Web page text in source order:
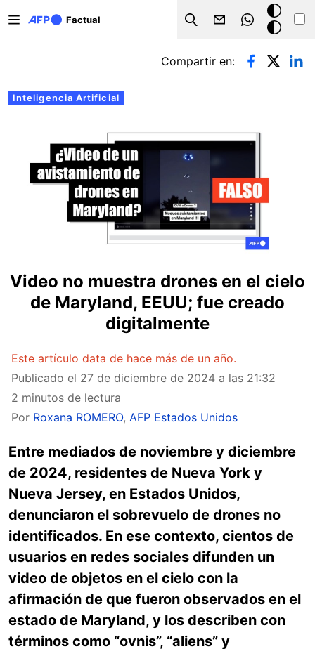
Factual
Search
Modo
oscuro
Solapas principales
Inteligencia Artificial
Compartir en:
Video no muestra drones en el cielo
de Maryland, EEUU; fue creado
digitalmente
Este artículo data de hace más de un año.
Publicado el 27 de diciembre de 2024 a las 21:32
2 minutos de lectura
Por Roxana ROMERO, AFP Estados Unidos
Entre mediados de noviembre y diciembre
de 2024, residentes de Nueva York y
Nueva Jersey, en Estados Unidos,
denunciaron el sobrevuelo de drones no
identificados. En ese contexto, cientos de
usuarios en redes sociales difunden un
video de objetos en el cielo con la
afirmación de que fueron observados en el
estado de Maryland, y los describen con
términos como “ovnis”, “aliens” y